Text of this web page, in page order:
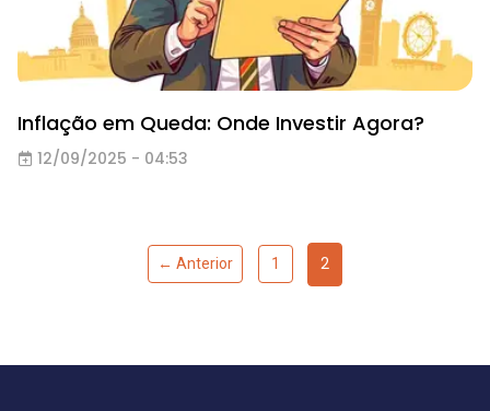
Inflação em Queda: Onde Investir Agora?
12/09/2025 - 04:53
← Anterior 1 2